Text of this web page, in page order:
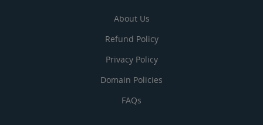
About Us
Refund Policy
Privacy Policy
Domain Policies
FAQs